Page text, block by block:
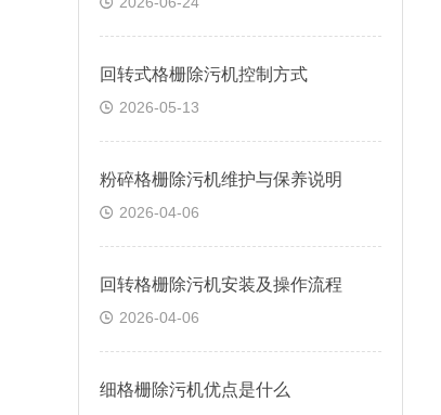
回转式格栅除污机控制方式
2026-05-13
粉碎格栅除污机维护与保养说明
2026-04-06
回转格栅除污机安装及操作流程
2026-04-06
细格栅除污机优点是什么